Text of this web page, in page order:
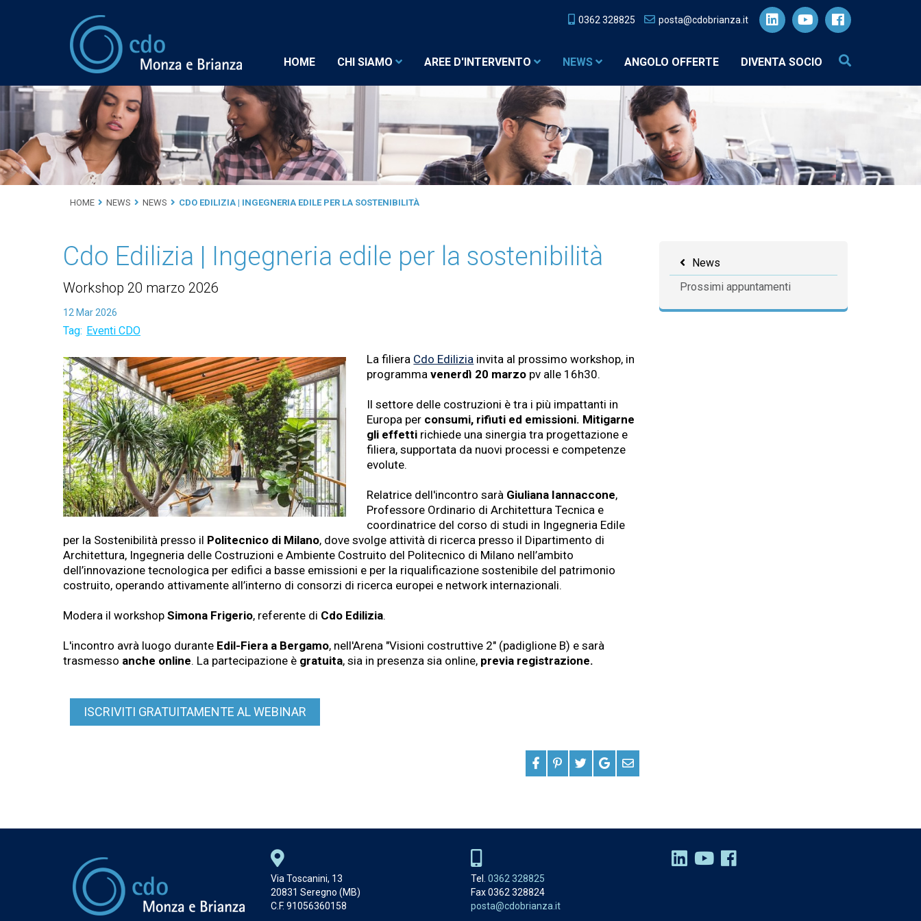
0362 328825 posta@cdobrianza.it
HOME CHI SIAMO AREE D'INTERVENTO NEWS ANGOLO OFFERTE DIVENTA SOCIO
HOME NEWS NEWS CDO EDILIZIA | INGEGNERIA EDILE PER LA SOSTENIBILITÀ
Cdo Edilizia | Ingegneria edile per la sostenibilità
Workshop 20 marzo 2026
12 Mar2026
Tag: Eventi CDO
La filiera Cdo Edilizia invita al prossimo workshop, in
programmavenerdì 20 marzo pv alle 16h30.
Il settore delle costruzioni è tra i più impattanti in
Europa per consumi, rifiuti ed emissioni. Mitigarne
gli effetti richiede una sinergia tra progettazione e
filiera, supportata da nuovi processi e competenze
evolute.
Relatrice dell'incontro sarà Giuliana Iannaccone,
Professore Ordinario di Architettura Tecnica e
coordinatrice del corso di studi in Ingegneria Edile
per la Sostenibilità presso il Politecnico di Milano, dove svolge attività di ricerca presso il Dipartimento di
Architettura, Ingegneria delle Costruzioni e Ambiente Costruito del Politecnico di Milano nell’ambito
dell’innovazione tecnologica per edifici a basse emissioni e per la riqualificazione sostenibile del patrimonio
costruito, operando attivamente all’interno di consorzi di ricerca europei e network internazionali.
Modera il workshop Simona Frigerio, referente di Cdo Edilizia.
L'incontro avrà luogo durante Edil-Fiera a Bergamo, nell'Arena "Visioni costruttive 2" (padiglione B) e sarà
trasmesso anche online. La partecipazione è gratuita, sia in presenza sia online, previa registrazione.
ISCRIVITI GRATUITAMENTE AL WEBINAR
News
Prossimi appuntamenti
Via Toscanini, 13
20831 Seregno (MB)
C.F. 91056360158
Tel. 0362 328825
Fax 0362 328824
posta@cdobrianza.it